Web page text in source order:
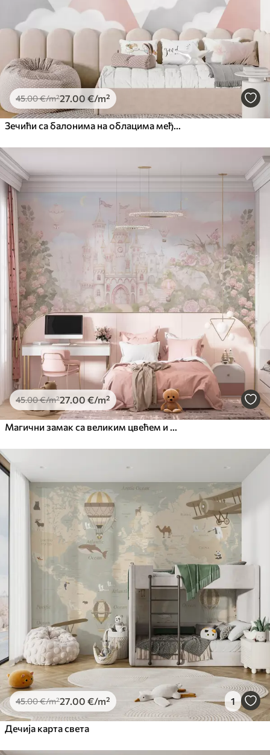
45.00€/m²27 .00 €/m²
45.00€/m²27 .00 €/m²
45.00€/m²27 .00 €/m² 1
Дечија карта света